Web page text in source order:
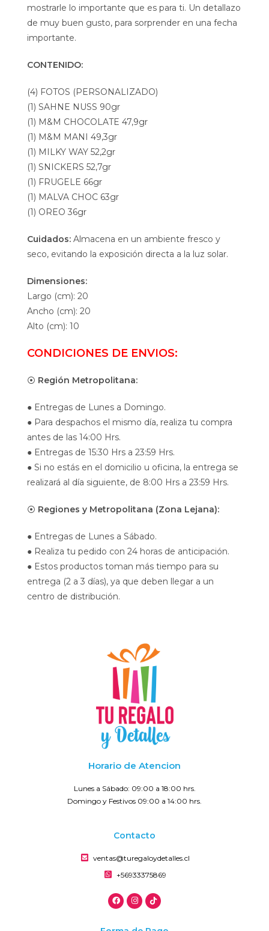
mostrarle lo importante que es para ti. Un detallazo
de muy buen gusto, para sorprender en una fecha
importante.
CONTENIDO:
(4) FOTOS (PERSONALIZADO)
(1) SAHNE NUSS 90gr
(1) M&M CHOCOLATE 47,9gr
(1) M&M MANI 49,3gr
(1) MILKY WAY 52,2gr
(1) SNICKERS 52,7gr
(1) FRUGELE 66gr
(1) MALVA CHOC 63gr
(1) OREO 36gr
Cuidados: Almacena en un ambiente fresco y
seco, evitando la exposición directa a la luz solar.
Dimensiones:
Largo (cm): 20
Ancho (cm): 20
Alto (cm): 10
CONDICIONES DE ENVIOS:
⦿ Región Metropolitana:
● Entregas de Lunes a Domingo.
● Para despachos el mismo día, realiza tu compra
antes de las 14:00 Hrs.
● Entregas de 15:30 Hrs a 23:59 Hrs.
● Si no estás en el domicilio u oficina, la entrega se
realizará al día siguiente, de 8:00 Hrs a 23:59 Hrs.
⦿ Regiones y Metropolitana (Zona Lejana):
● Entregas de Lunes a Sábado.
● Realiza tu pedido con 24 horas de anticipación.
● Estos productos toman más tiempo para su
entrega (2 a 3 días), ya que deben llegar a un
centro de distribución.
Horario de Atencion
Lunes a Sábado: 09:00 a 18:00 hrs.
Domingo y Festivos 09:00 a 14:00 hrs.
Contacto
ventas@turegaloydetalles.cl
+56933375869